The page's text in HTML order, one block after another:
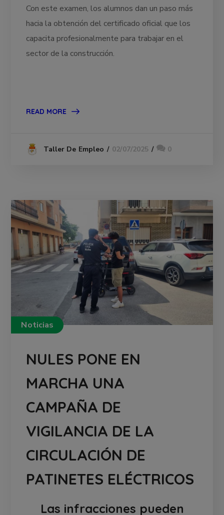
Con este examen, los alumnos dan un paso más
hacia la obtención del certificado oficial que los
capacita profesionalmente para trabajar en el
sector de la construcción.
READ MORE
Taller De Empleo 02/07/2025 0
Noticias
NULES PONE EN
MARCHA UNA
CAMPAÑA DE
VIGILANCIA DE LA
CIRCULACIÓN DE
PATINETES ELÉCTRICOS
Las infracciones pueden